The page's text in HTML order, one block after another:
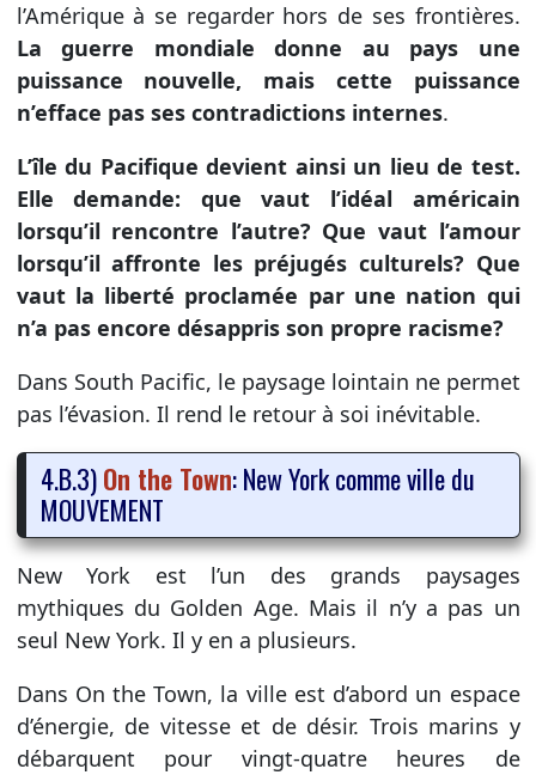
l’Amérique à se regarder hors de ses frontières.
La guerre mondiale donne au pays une
puissance nouvelle, mais cette puissance
n’efface pas ses contradictions internes.
L’île du Pacifique devient ainsi un lieu de test.
Elle demande: que vaut l’idéal américain
lorsqu’il rencontre l’autre? Que vaut l’amour
lorsqu’il affronte les préjugés culturels? Que
vaut la liberté proclamée par une nation qui
n’a pas encore désappris son propre racisme?
Dans South Pacific, le paysage lointain ne permet
pas l’évasion. Il rend le retour à soi inévitable.
4.B.3)On the Town: New York comme ville du
MOUVEMENT
New York est l’un des grands paysages
mythiques du Golden Age. Mais il n’y a pas un
seul New York. Il y en a plusieurs.
Dans On the Town, la ville est d’abord un espace
d’énergie, de vitesse et de désir. Trois marins y
débarquent pour vingt-quatre heures de